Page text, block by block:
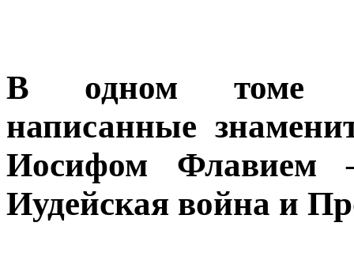
В одном томе
написанные
Иосифом Флавием
Иудейская война и